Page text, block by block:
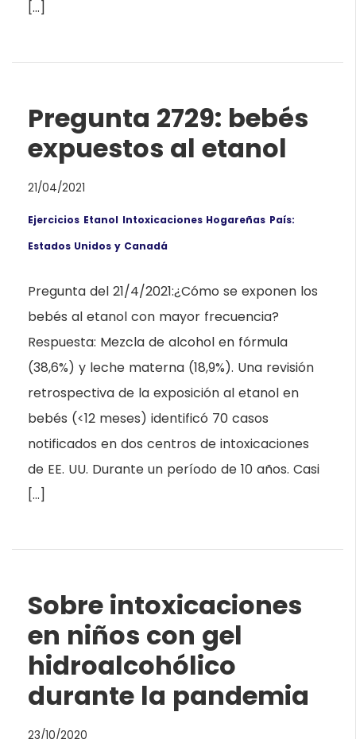
[…]
Pregunta 2729: bebés
expuestos al etanol
21/04/2021
Ejercicios Etanol Intoxicaciones Hogareñas País:
Estados Unidos y Canadá
Pregunta del 21/4/2021:¿Cómo se exponen los
bebés al etanol con mayor frecuencia?
Respuesta: Mezcla de alcohol en fórmula
(38,6%) y leche materna (18,9%). Una revisión
retrospectiva de la exposición al etanol en
bebés (<12 meses) identificó 70 casos
notificados en dos centros de intoxicaciones
de EE. UU. Durante un período de 10 años. Casi
[…]
Sobre intoxicaciones
en niños con gel
hidroalcohólico
durante la pandemia
23/10/2020